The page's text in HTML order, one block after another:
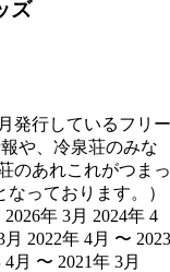
ズ
発行しているフリー
や、冷泉荘のみな
のあれこれがつまっ
っております。）
年 3月 2024年 4
2022年 4月 〜 2023
月 〜 2021年 3月